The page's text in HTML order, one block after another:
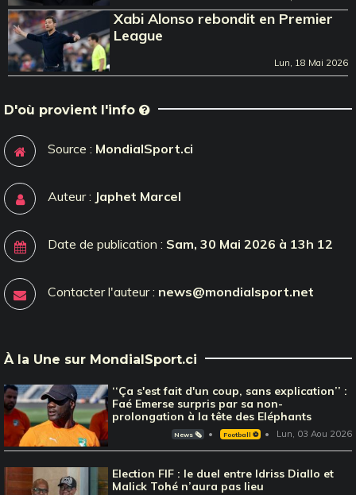
Xabi Alonso rebondit en Premier
League
Lun, 18 Mai 2026
D'où provient l'info
Source : MondialSport.ci
Auteur : Japhet Marcel
Date de publication : Sam, 30 Mai 2026 à 13h 12
Contacter l'auteur : news@mondialsport.net
À la Une sur MondialSport.ci
‘‘Ça s'est fait d'un coup, sans explication’’ :
Faé Emerse surpris par sa non-
prolongation à la tête des Eléphants
News 🗞️ Football ⚽️ Lun, 03 Aou 2026
Election FIF : le duel entre Idriss Diallo et
Malick Tohé n’aura pas lieu